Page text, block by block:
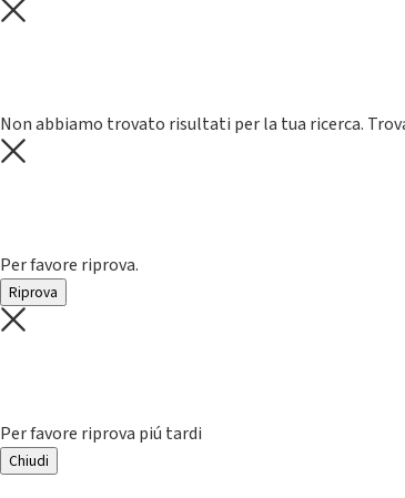
Non abbiamo trovato risultati per la tua ricerca.
Per favore riprova.
Riprova
Per favore riprova piú tardi
Chiudi